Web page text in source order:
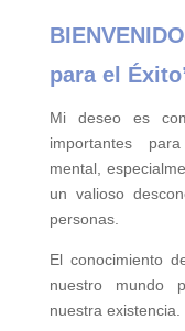
para el
Mi deseo es
importantes para
mental,
un valioso
personas.
El conocimiento
nuestro mundo
nuestra existencia.